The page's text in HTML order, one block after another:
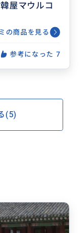
屋マウルコ
の商品を見る
参考になった 7
(5)